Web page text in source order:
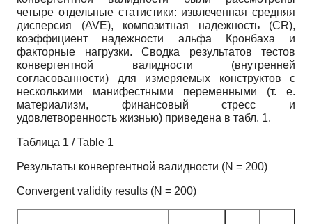
четыре отдельные статистики: извлеченная средняя
дисперсия (AVE), композитная надежность (CR),
коэффициент надежности альфа Кронбаха и
факторные нагрузки. Сводка результатов тестов
конвергентной валидности (внутренней
согласованности) для измеряемых конструктов с
несколькими манифестными переменными (т. е.
материализм, финансовый стресс и
удовлетворенность жизнью) приведена в табл. 1.
Таблица 1 / Table 1
Результаты конвергентной валидности (N = 200)
Сonvergent validity results (N = 200)